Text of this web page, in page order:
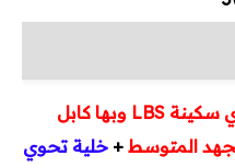
عدد (1) خلية تحوي سكينة LBS وبها كابل
+ خلية تحوي